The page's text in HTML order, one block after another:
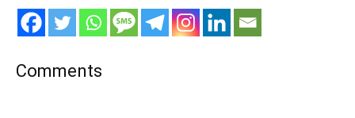
Comments